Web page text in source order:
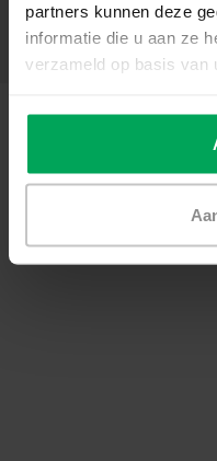
partners kunnen deze
informatie die u aan ze
verzameld op basis van
Kategorien
Kontakt